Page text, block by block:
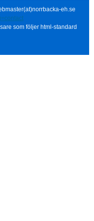
eh.se
som följer html-standard